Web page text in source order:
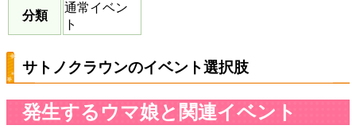
分類
通常イベン
ト
サトノクラウンのイベント選択肢
発生するウマ娘と関連イベント